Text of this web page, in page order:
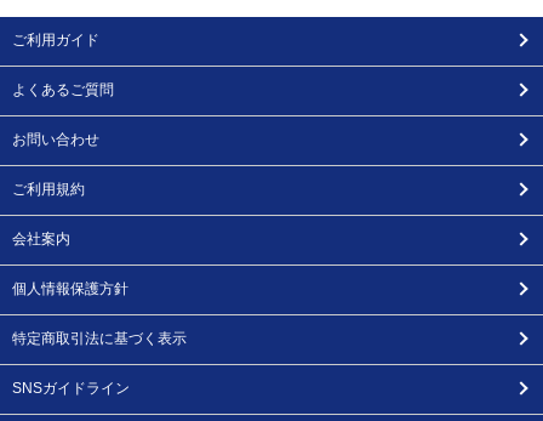
ご利用ガイド
よくあるご質問
お問い合わせ
ご利用規約
会社案内
個人情報保護方針
特定商取引法に基づく表示
SNSガイドライン